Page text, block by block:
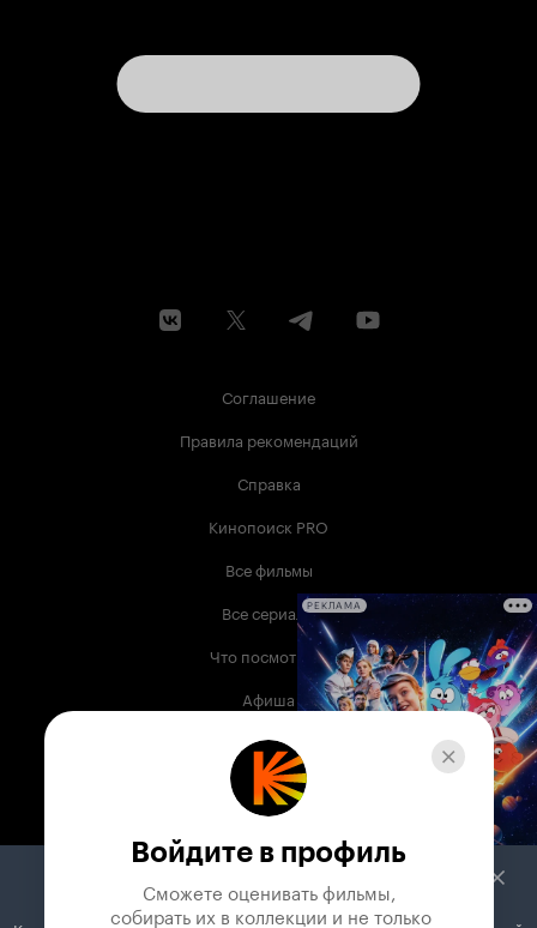
Соглашение
Правила рекомендаций
Справка
Кинопоиск PRO
Все фильмы
Все сериалы
Что посмотреть
Афиша
Музыка
Телепрограмма
Служба поддержки
РЕКЛАМА
Войдите в профиль
Сможете оценивать фильмы,
собирать их в коллекции и не только